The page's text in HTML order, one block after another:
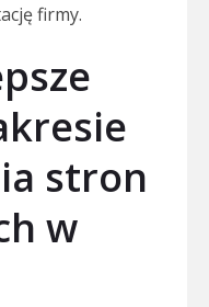
firmy.
stron
w